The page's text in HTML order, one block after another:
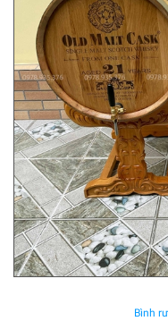
Bình